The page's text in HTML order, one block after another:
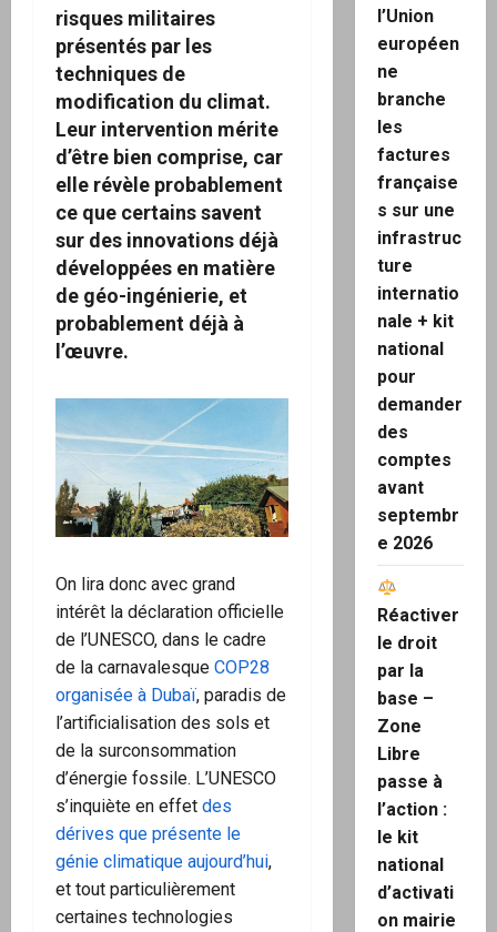
risques militaires
présentés par les
techniques de
modification du climat.
Leur intervention mérite
d’être bien comprise, car
elle révèle probablement
ce que certains savent
sur des innovations déjà
développées en matière
de géo-ingénierie, et
probablement déjà à
l’œuvre.
On lira donc avec grand
intérêt la déclaration officielle
de l’UNESCO, dans le cadre
de la carnavalesque COP28
organisée à Dubaï, paradis de
l’artificialisation des sols et
de la surconsommation
d’énergie fossile. L’UNESCO
s’inquiète en effet des
dérives que présente le
génie climatique aujourd’hui,
et tout particulièrement
certaines technologies
l’Union
européen
ne
branche
les
factures
française
s sur une
infrastruc
ture
internatio
nale + kit
national
pour
demander
des
comptes
avant
septembr
e 2026
Réactiver
le droit
par la
base –
Zone
Libre
passe à
l’action :
le kit
national
d’activati
on mairie